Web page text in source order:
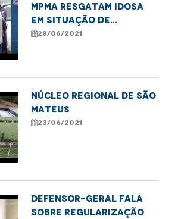
MPMA resgatam idosa
em situação de
vulnerabilidade e
28/06/2021
NÚCLEO REGIONAL DE SÃO
MATEUS
23/06/2021
Defensor-geral fala
sobre regularização